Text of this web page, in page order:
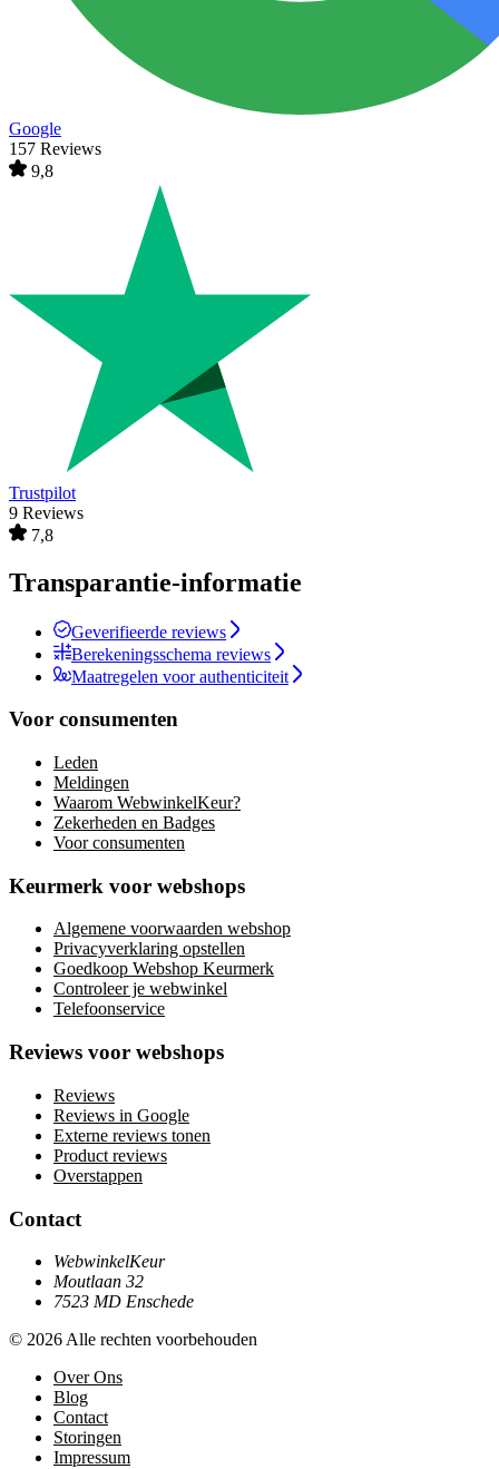
Google
157 Reviews
9,8
Trustpilot
9 Reviews
7,8
Transparantie-informatie
Geverifieerde reviews
Berekeningsschema reviews
Maatregelen voor authenticiteit
Voor consumenten
Leden
Meldingen
Waarom WebwinkelKeur?
Zekerheden en Badges
Voor consumenten
Keurmerk voor webshops
Algemene voorwaarden webshop
Privacyverklaring opstellen
Goedkoop Webshop Keurmerk
Controleer je webwinkel
Telefoonservice
Reviews voor webshops
Reviews
Reviews in Google
Externe reviews tonen
Product reviews
Overstappen
Contact
WebwinkelKeur
Moutlaan 32
7523 MD Enschede
© 2026 Alle rechten voorbehouden
Over Ons
Blog
Contact
Storingen
Impressum